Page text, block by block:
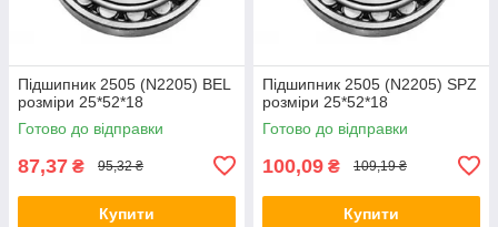
Підшипник 2505 (N2205) BEL
розміри 25*52*18
Готово до відправки
87,37 ₴ 95,32 ₴
Купити
Підшипник 2505 (N2205) SPZ
розміри 25*52*18
Готово до відправки
100,09 ₴ 109,19 ₴
Купити